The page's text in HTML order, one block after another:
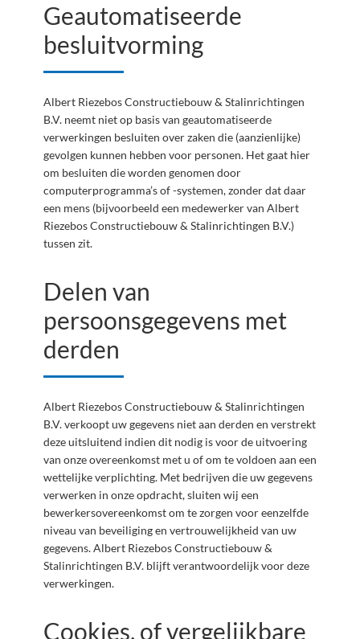
Geautomatiseerde
besluitvorming
Albert Riezebos Constructiebouw & Stalinrichtingen
B.V. neemt niet op basis van geautomatiseerde
verwerkingen besluiten over zaken die (aanzienlijke)
gevolgen kunnen hebben voor personen. Het gaat hier
om besluiten die worden genomen door
computerprogramma’s of -systemen, zonder dat daar
een mens (bijvoorbeeld een medewerker van Albert
Riezebos Constructiebouw & Stalinrichtingen B.V.)
tussen zit.
Delen van
persoonsgegevens met
derden
Albert Riezebos Constructiebouw & Stalinrichtingen
B.V. verkoopt uw gegevens niet aan derden en verstrekt
deze uitsluitend indien dit nodig is voor de uitvoering
van onze overeenkomst met u of om te voldoen aan een
wettelijke verplichting. Met bedrijven die uw gegevens
verwerken in onze opdracht, sluiten wij een
bewerkersovereenkomst om te zorgen voor eenzelfde
niveau van beveiliging en vertrouwelijkheid van uw
gegevens. Albert Riezebos Constructiebouw &
Stalinrichtingen B.V. blijft verantwoordelijk voor deze
verwerkingen.
Cookies, of vergelijkbare